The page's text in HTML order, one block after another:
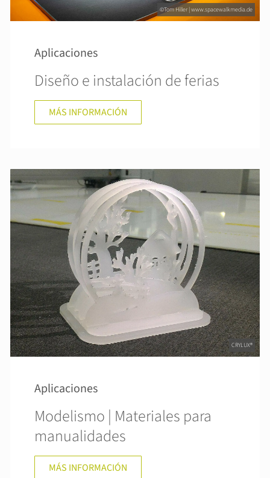
©Tom Hiller | www.spacewalkmedia.de
Aplicaciones
Diseño e instalación de ferias
MÁS INFORMACIÓN
CRYLUX®
Aplicaciones
Modelismo | Materiales para
manualidades
MÁS INFORMACIÓN